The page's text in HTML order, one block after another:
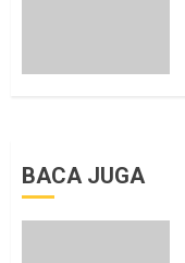
BACA JUGA